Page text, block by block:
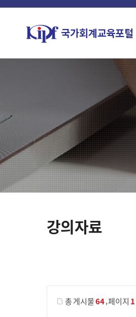
강의자료
총 게시물64,페이지 1